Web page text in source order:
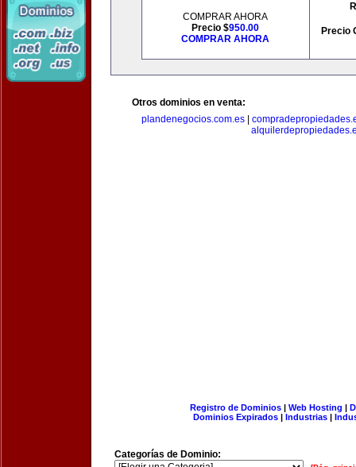
COMPRAR AHORA
Precio $950.00
COMPRAR AHORA
Precio
Otros dominios en venta:
plandenegocios.com.es|
Registro de Dominios| Web Hosting |
Dominios Expirados | Industrias |
Categorías de Dominio: